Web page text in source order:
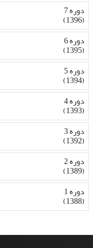
دوره 7
(1396)
دوره 6
(1395)
دوره 5
(1394)
دوره 4
(1393)
دوره 3
(1392)
دوره 2
(1389)
دوره 1
(1388)